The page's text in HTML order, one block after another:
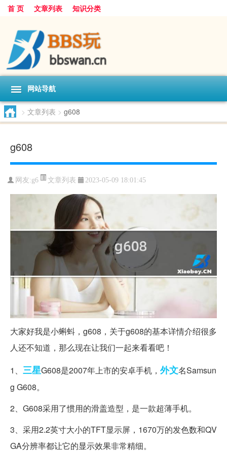
首 页 文章列表 知识分类
网站导航
> 文章列表 > g608
g608
网友:g6 文章列表 2023-05-09 18:01:45
大家好我是小蝌蚪，g608，关于g608的基本详情介绍很多
人还不知道，那么现在让我们一起来看看吧！
1、 三星G608是2007年上市的安卓手机， 外文名Samsun
g G608。
2、G608采用了惯用的滑盖造型，是一款超薄手机。
3、采用2.2英寸大小的TFT显示屏，1670万的发色数和QV
GA分辨率都让它的显示效果非常精细。